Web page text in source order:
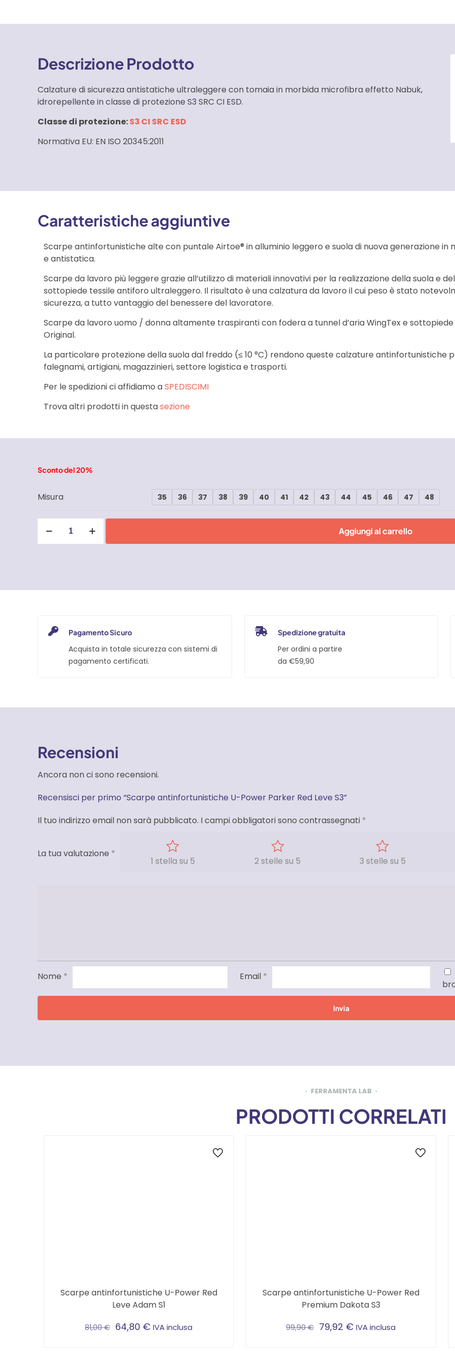
Descrizione Prodotto
Calzature di sicurezza antistatiche ultraleggere con tomaia in morbida microfibra effetto Nabuk,
idrorepellente in classe di protezione S3 SRC CI ESD.
Classe di protezione:S3 CI SRC ESD
Normativa EU: EN ISO 20345:2011
Caratteristiche aggiuntive
Scarpe antinfortunistiche alte con puntale Airtoe® in alluminio leggero e suola di nuova generazione in
e antistatica.
Scarpe da lavoro più leggere grazie all’utilizzo di materiali innovativi per la realizzazione della suola e
sottopiede tessile antiforo ultraleggero. Il risultato è una calzatura da lavoro il cui peso è stato
sicurezza, a tutto vantaggio del benessere del lavoratore.
Scarpe da lavoro uomo / donna altamente traspiranti con fodera a tunnel d’aria WingTex e
Original.
La particolare protezione della suola dal freddo (≤ 10 °C) rendono queste calzature
falegnami, artigiani, magazzinieri, settore logistica e trasporti.
Per le spedizioni ci affidiamo aSPEDISCIMI
Trova altri prodotti in questasezione
Sconto del 20%
Misura 35 36 37 38 39 40 41 42 43 44 45 46 47 48
antinfortunistiche
U-
Aggiungi al carrello
Pagamento Sicuro
Acquista in totale sicurezza con sistemi di
pagamento certificati.
Spedizione gratuita
Per ordini a partire
da €59,90
Recensioni
Ancora non ci sono recensioni.
Recensisci per primo “Scarpe antinfortunistiche U-Power Parker Red Leve S3”
Il tuo indirizzo email non sarà pubblicato. I campi obbligatori sono contrassegnati *
La tua valutazione *
1 stella su 5 2 stelle su 5 3 stelle su 5
Nome * Email *
FERRAMENTA LAB
PRODOTTI CORRELATI
Scarpe antinfortunistiche U-Power Red
Leve Adam S1
81,00€ 64,80 € IVA inclusa
Scarpe antinfortunistiche U-Power Red
Premium Dakota S3
99,90€ 79,92 € IVA inclusa